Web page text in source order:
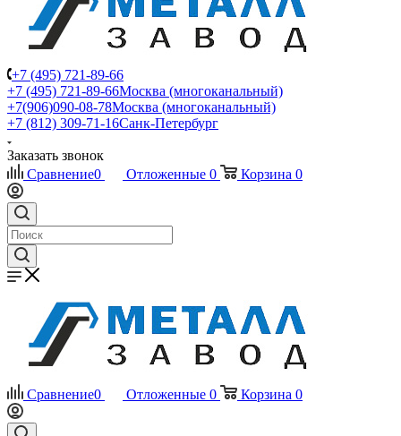
+7 (495) 721-89-66
+7 (495) 721-89-66Москва (многоканальный)
+7(906)090-08-78Москва (многоканальный)
+7 (812) 309-71-16Санк-Петербург
Заказать звонок
Сравнение0 Отложенные 0 Корзина 0
Сравнение0 Отложенные 0 Корзина 0